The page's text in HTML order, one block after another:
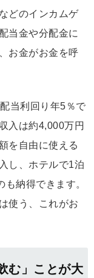
どのインカムゲ
当金や分配金に
お金がお金を呼
当利回り年5％で
入は約4,000万円
を自由に使える
し、ホテルで1泊
納得できます。
使う、これがお
む」ことが大